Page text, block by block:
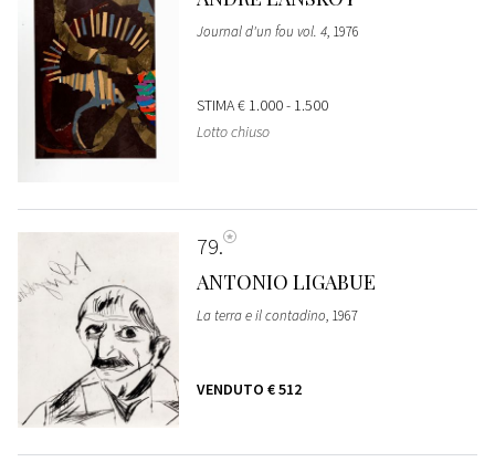
Journal d'un fou vol. 4, 1976
STIMA€ 1.000 - 1.500
Lotto chiuso
79
ANTONIO LIGABUE
La terra e il contadino, 1967
VENDUTO € 512